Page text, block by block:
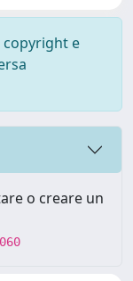
copyright e
o creare un